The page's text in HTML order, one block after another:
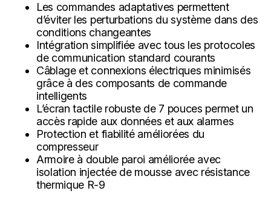
Les commandes adaptatives permettent
d’éviter les perturbations du système dans des
conditions changeantes
Intégration simplifiée avec tous les protocoles
de communication standard courants
Câblage et connexions électriques minimisés
grâce à des composants de commande
intelligents
L’écran tactile robuste de 7 pouces permet un
accès rapide aux données et aux alarmes
Protection et fiabilité améliorées du
compresseur
Armoire à double paroi améliorée avec
isolation injectée de mousse avec résistance
thermique R-9